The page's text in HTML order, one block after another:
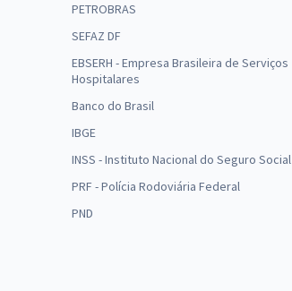
PETROBRAS
SEFAZ DF
EBSERH - Empresa Brasileira de Serviços
Hospitalares
Banco do Brasil
IBGE
INSS - Instituto Nacional do Seguro Social
PRF - Polícia Rodoviária Federal
PND